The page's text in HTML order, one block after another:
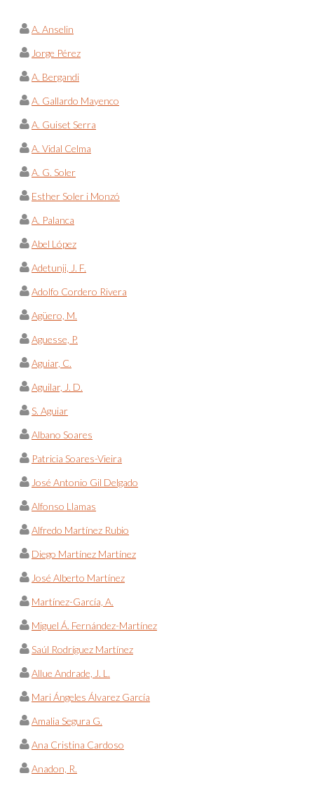
A. Anselin
Jorge Pérez
A. Bergandi
A. Gallardo Mayenco
A. Guiset Serra
A. Vidal Celma
A. G. Soler
Esther Soler i Monzó
A. Palanca
Abel López
Adetunji, J. F.
Adolfo Cordero Rivera
Agüero, M.
Aguesse, P.
Aguiar, C.
Aguilar, J. D.
S. Aguiar
Albano Soares
Patricia Soares-Vieira
José Antonio Gil Delgado
Alfonso Llamas
Alfredo Martínez Rubio
Diego Martínez Martínez
José Alberto Martínez
Martínez-García, A.
Miguel Á. Fernández-Martínez
Saúl Rodríguez Martínez
Allue Andrade, J. L.
Mari Ángeles Álvarez García
Amalia Segura G.
Ana Cristina Cardoso
Anadon, R.